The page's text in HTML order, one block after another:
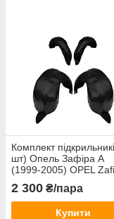
Комплект
шт) Опель Зафіра А
(1999-2005) OPEL
2 300 ₴/пара
Купити